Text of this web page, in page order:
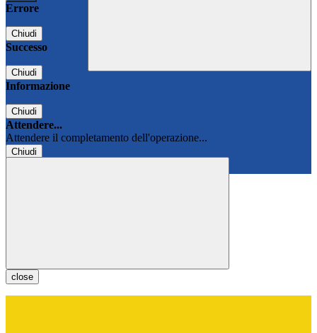
Errore
Chiudi
Successo
Chiudi
Informazione
Chiudi
Attendere...
Attendere il completamento dell'operazione...
Chiudi
close